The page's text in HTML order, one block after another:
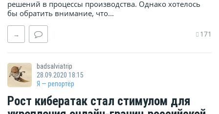
решений в процессы производства. Однако хотелось
бы обратить внимание, что...
→ 171
badsalviatrip
28.09.2020 18:15
Я — репортёр
Рост кибератак стал стимулом для